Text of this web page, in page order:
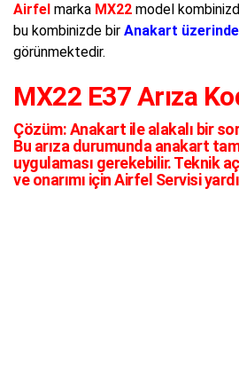
Airfel marka MX22 model
bu kombinizde bir Anakart
görünmektedir.
MX22 E37 Arıza
Çözüm:Anakart ile alakalı bir
Bu arıza durumunda anakart
uygulaması gerekebilir. Teknik
ve onarımı için Airfel Servisi